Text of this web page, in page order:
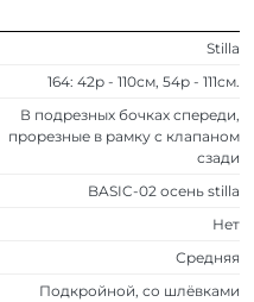
Stilla
164: 42р - 110см, 54р - 111см.
В подрезных бочках спереди,
прорезные в рамку с клапаном
сзади
BASIC-02 осень stilla
Нет
Средняя
Подкройной, со шлёвками